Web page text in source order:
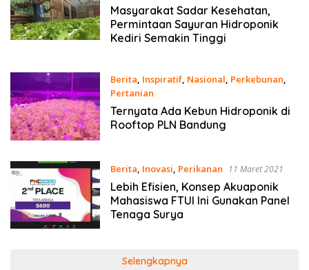
22 Maret 2021
Masyarakat Sadar Kesehatan,
Permintaan Sayuran Hidroponik
Kediri Semakin Tinggi
Berita, Inspiratif, Nasional, Perkebunan,
Pertanian
18 Maret 2021
Ternyata Ada Kebun Hidroponik di
Rooftop PLN Bandung
Berita, Inovasi, Perikanan 11 Maret 2021
Lebih Efisien, Konsep Akuaponik
Mahasiswa FTUI Ini Gunakan Panel
Tenaga Surya
Selengkapnya